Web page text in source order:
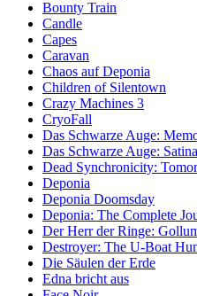
Bounty Train
Candle
Capes
Caravan
Chaos auf Deponia
Children of Silentown
Crazy Machines 3
CryoFall
Das Schwarze Auge:
Das Schwarze Auge:
Dead Synchronicity:
Deponia
Deponia Doomsday
Deponia: The Complete
Der Herr der Ringe:
Destroyer: The U-Boat
Die Säulen der Erde
Edna bricht aus